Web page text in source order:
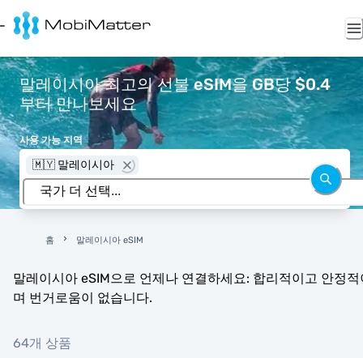
말레이시아 최고의 선불 eSIM을 GB당 $0.4
부터 만나보세요
사용 가능 지역
🇲🇾 말레이시아
홈 말레이시아 eSIM
말레이시아 eSIM으로 언제나 연결하세요: 합리적이고 안정적
며 번거로움이 없습니다.
64개 상품